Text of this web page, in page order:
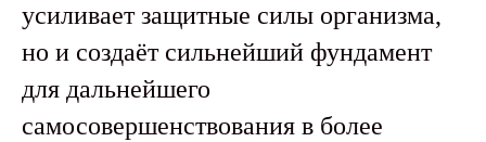
усиливает защитные силы организма,
но и создаёт сильнейший фундамент
для дальнейшего
самосовершенствования в более